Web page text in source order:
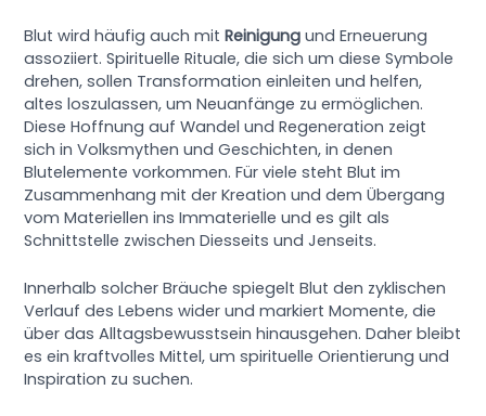
Blut wird häufig auch mitReinigung und Erneuerung
assoziiert. Spirituelle Rituale, die sich um diese Symbole
drehen, sollen Transformation einleiten und helfen,
altes loszulassen, um Neuanfänge zu ermöglichen.
Diese Hoffnung auf Wandel und Regeneration zeigt
sich in Volksmythen und Geschichten, in denen
Blutelemente vorkommen. Für viele steht Blut im
Zusammenhang mit der Kreation und dem Übergang
vom Materiellen ins Immaterielle und es gilt als
Schnittstelle zwischen Diesseits und Jenseits.
Innerhalb solcher Bräuche spiegelt Blut den zyklischen
Verlauf des Lebens wider und markiert Momente, die
über das Alltagsbewusstsein hinausgehen. Daher bleibt
es ein kraftvolles Mittel, um spirituelle Orientierung und
Inspiration zu suchen.